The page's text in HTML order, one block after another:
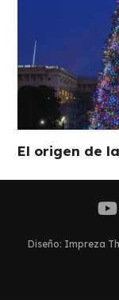
El origen de
Diseño: Impreza